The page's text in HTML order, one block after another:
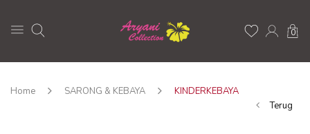
0
Home SARONG & KEBAYA
KINDERKEBAYA
Terug